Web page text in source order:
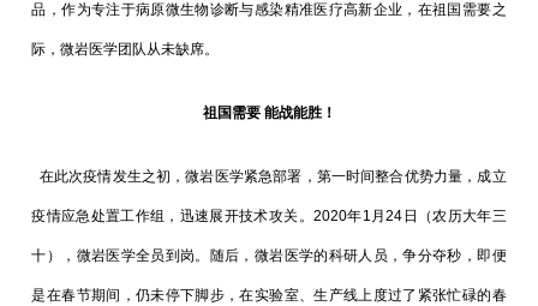
品，作为专注于病原微生物诊断与感染精准医疗高新企业，在祖国需要之
际，微岩医学团队从未缺席。
祖国需要 能战能胜！
在此次疫情发生之初，微岩医学紧急部署，第一时间整合优势力量，成立
疫情应急处置工作组，迅速展开技术攻关。2020年1月24日（农历大年三
十），微岩医学全员到岗。随后，微岩医学的科研人员，争分夺秒，即便
是在春节期间，仍未停下脚步，在实验室、生产线上度过了紧张忙碌的春